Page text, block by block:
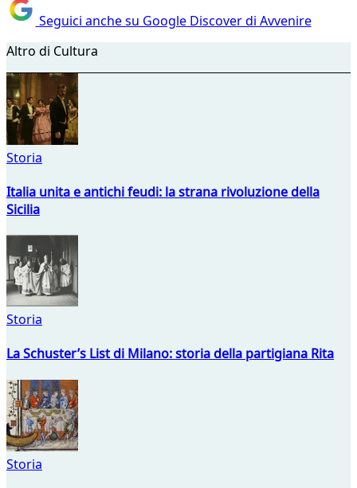
Seguici anche su Google Discover di Avvenire
Altro di Cultura
Storia
Italia unita e antichi feudi: la strana rivoluzione della
Sicilia
Storia
La Schuster’s List di Milano: storia della partigiana Rita
Storia